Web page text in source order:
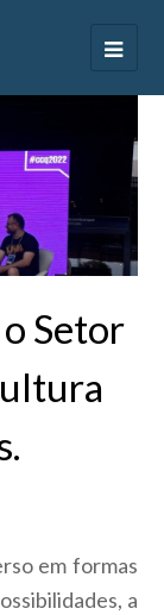
Setor
em formas
a